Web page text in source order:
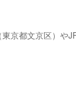
京都文京区）や